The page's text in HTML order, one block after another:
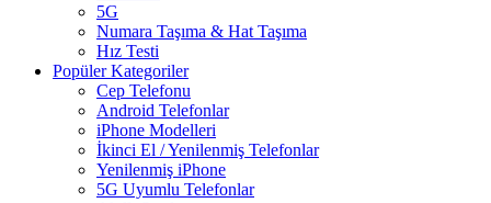
5G
Numara Taşıma & Hat Taşıma
Hız Testi
Popüler Kategoriler
Cep Telefonu
Android Telefonlar
iPhone Modelleri
İkinci El / Yenilenmiş Telefonlar
Yenilenmiş iPhone
5G Uyumlu Telefonlar